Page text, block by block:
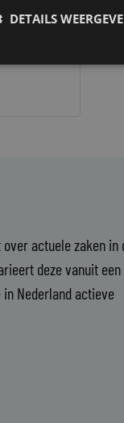
actuele zaken in
deze vanuit een
Nederland actieve
DETAILS